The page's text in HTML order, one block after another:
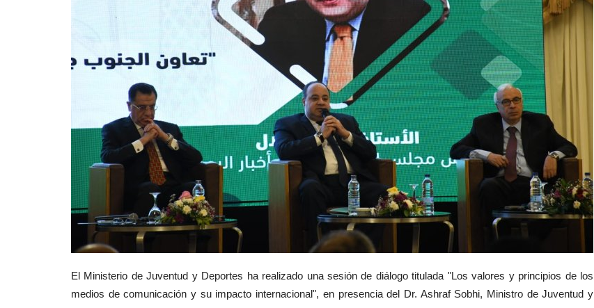
El Ministerio de Juventud y Deportes ha realizado una sesión de diálogo titulada "Los valores y principios de los
medios de comunicación y su impacto internacional", en presencia del Dr. Ashraf Sobhi, Ministro de Juventud y